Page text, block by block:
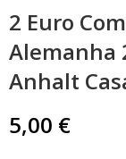
2 Euro
Alemanha
Anhalt
5,00 €